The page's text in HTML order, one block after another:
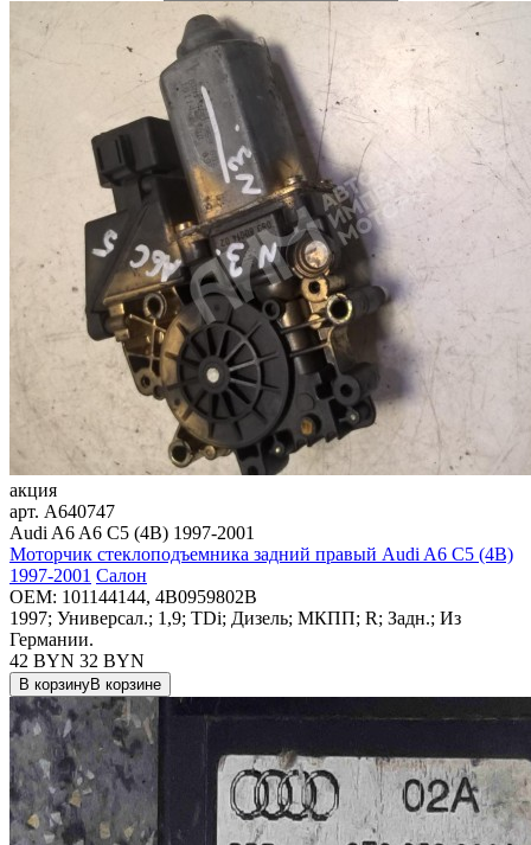
акция
арт. A640747
Audi A6 A6 C5 (4B) 1997-2001
Моторчик стеклоподъемника задний правый Audi A6 C5 (4B)
1997-2001 Салон
OEM: 101144144, 4B0959802B
1997; Универсал.; 1,9; TDi; Дизель; МКПП; R; Задн.; Из
Германии.
42 BYN 32 BYN
В корзинуВ корзине